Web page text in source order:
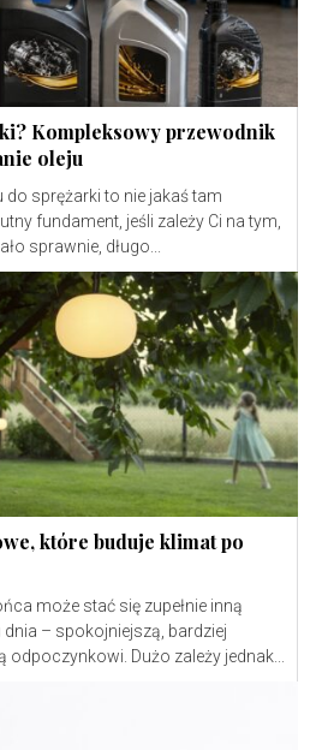
Kompleksowy przewodnik
oleju
do sprężarki to nie jakaś tam
fundament, jeśli zależy Ci na tym,
sprawnie, długo...
które buduje klimat po
może stać się zupełnie inną
– spokojniejszą, bardziej
Dużo zależy jednak...